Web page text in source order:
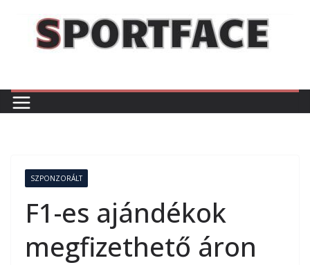
content
SZPONZORÁLT
F1-es ajándékok
megfizethető áron